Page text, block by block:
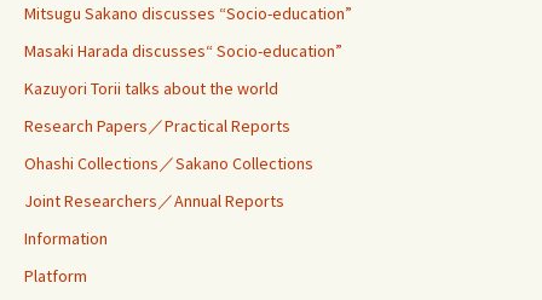
Mitsugu Sakano discusses “Socio-education”
Masaki Harada discusses“ Socio-education”
Kazuyori Torii talks about the world
Research Papers／Practical Reports
Ohashi Collections／Sakano Collections
Joint Researchers／Annual Reports
Information
Platform